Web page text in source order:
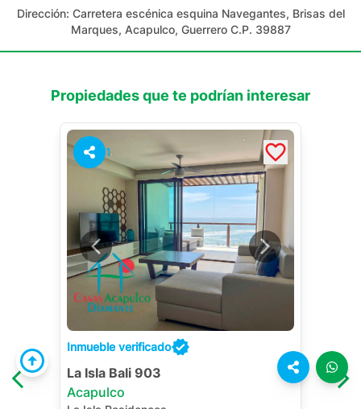
Dirección: Carretera escénica esquina Navegantes, Brisas del
Marques, Acapulco, Guerrero C.P. 39887
Propiedades que te podrían interesar
1
Inmueble verificado
La Isla Bali 903
Acapulco